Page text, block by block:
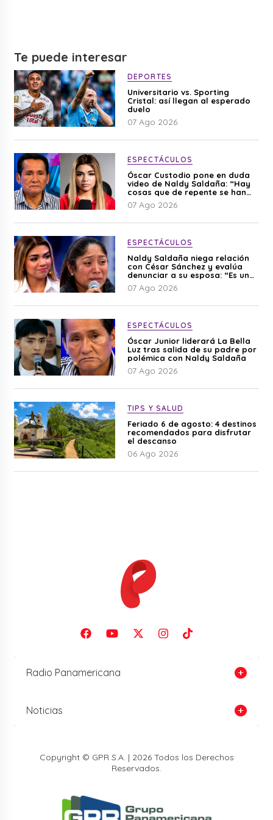
Te puede interesar
DEPORTES
Universitario vs. Sporting
Cristal: así llegan al esperado
duelo
07 Ago 2026
ESPECTÁCULOS
Óscar Custodio pone en duda
video de Naldy Saldaña: “Hay
cosas que de repente se han
editado”
07 Ago 2026
ESPECTÁCULOS
Naldy Saldaña niega relación
con César Sánchez y evalúa
denunciar a su esposa: “Es una
difamación”
07 Ago 2026
ESPECTÁCULOS
Óscar Junior liderará La Bella
Luz tras salida de su padre por
polémica con Naldy Saldaña
07 Ago 2026
TIPS Y SALUD
Feriado 6 de agosto: 4 destinos
recomendados para disfrutar
el descanso
06 Ago 2026
Radio Panamericana
Noticias
Copyright © GPR S.A. | 2026 Todos los Derechos
Reservados.